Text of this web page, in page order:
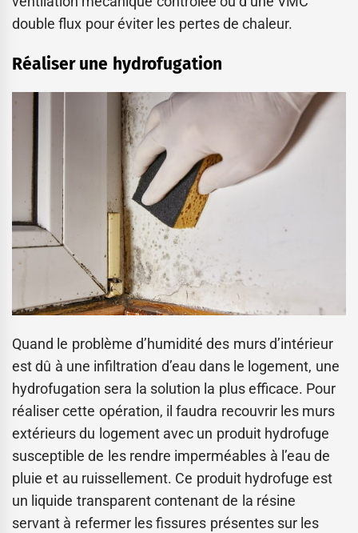
double flux pour éviter les pertes de chaleur.
Réaliser une hydrofugation
Quand le problème d’humidité des murs d’intérieur
est dû à une infiltration d’eau dans le logement, une
hydrofugation sera la solution la plus efficace. Pour
réaliser cette opération, il faudra recouvrir les murs
extérieurs du logement avec un produit hydrofuge
susceptible de les rendre imperméables à l’eau de
pluie et au ruissellement. Ce produit hydrofuge est
un liquide transparent contenant de la résine
servant à refermer les fissures présentes sur les